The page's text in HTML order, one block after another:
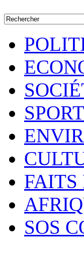
SPORT
FAITS
SOS